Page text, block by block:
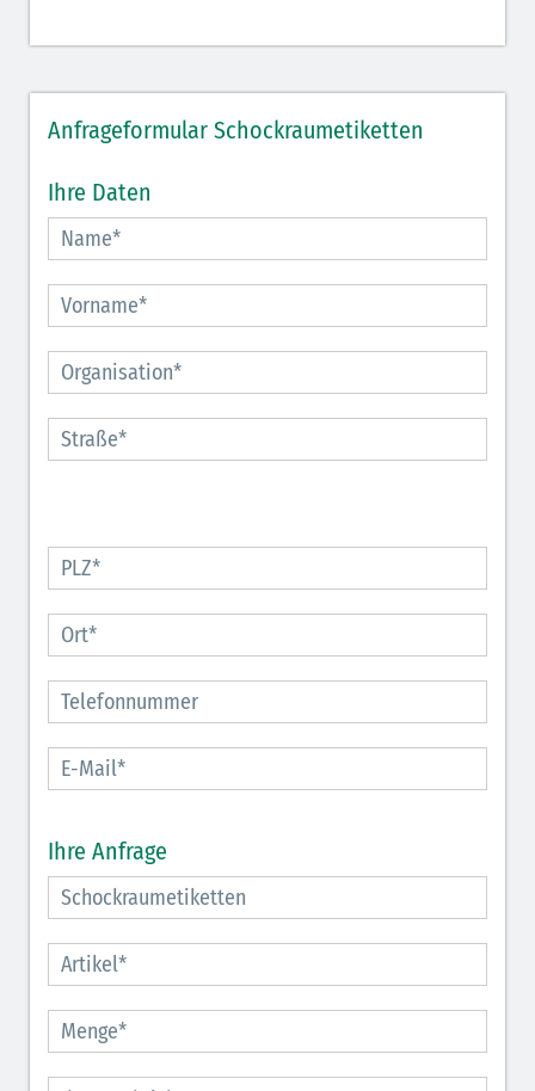
Anfrageformular Schockraumetiketten
Ihre Daten
Ihre Anfrage